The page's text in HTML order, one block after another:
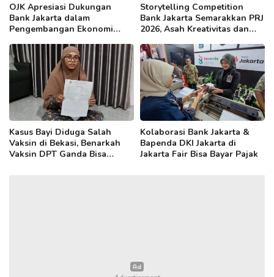
OJK Apresiasi Dukungan
Bank Jakarta dalam
Pengembangan Ekonomi
Storytelling Competition
Bank Jakarta Semarakkan PRJ
2026, Asah Kreativitas dan
Kasus Bayi Diduga Salah
Vaksin di Bekasi, Benarkah
Vaksin DPT Ganda Bisa
Kolaborasi Bank Jakarta &
Bapenda DKI Jakarta di
Jakarta Fair Bisa Bayar Pajak